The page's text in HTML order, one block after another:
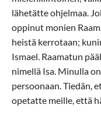
lähetätte ohjelmaa.
oppinut monien
heistä kerrotaan;
Ismael. Raamatun
nimellä Isa. Minulla
persoonaan. Tiedän,
opetatte meille, että